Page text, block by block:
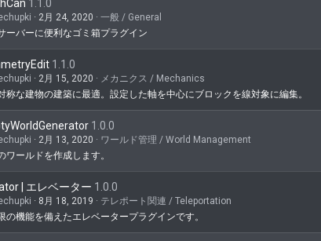
1.1.0
2月 24, 2020
一般 / General
ーバーに便利なゴミ箱プラグイン
1.1.0
2月 15, 2020
メカニクス / Mechanics
称な建物の建築に最適。設定した軸を中心にブロックを線対象に編集。
1.0.0
2月 13, 2020
ワールド管理 / World Management
ワールドを作成します。
| エレベーター 1.0.0
8月 18, 2019
テレポート関連 / Teleportation
の機能を備えたエレベータープラグインです。